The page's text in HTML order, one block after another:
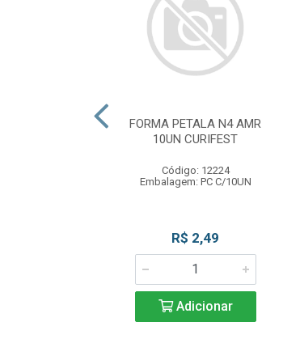
FORMA PETALA N4 AMR
10UN CURIFEST
Código: 12224
Embalagem: PC C/10UN
R$ 2,49
Adicionar